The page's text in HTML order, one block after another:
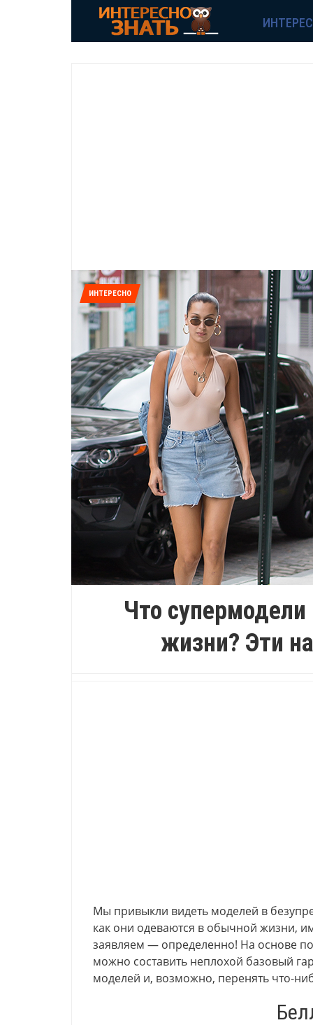
ИНТЕРЕСНО
Что
жизни? Эти
Мы привыкли видеть моделей в
как они одеваются в обычной жизни,
заявляем — определенно! На основе
можно составить неплохой базовый
моделей и, возможно, перенять что-